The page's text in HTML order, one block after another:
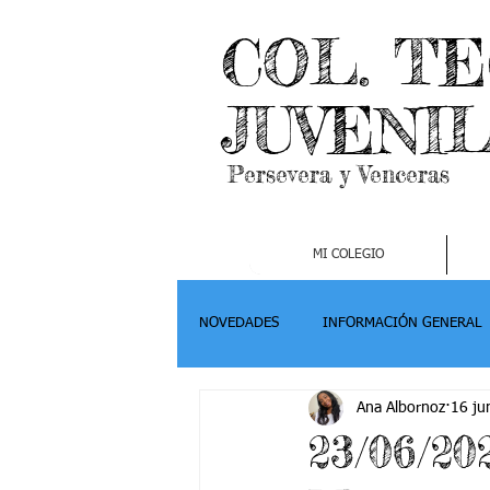
COL.
Persevera y Venceras
MI COLEGIO
NOVEDADES INFORMACIÓN GENERAL
Grado 3 Grado 4-
23/06/
Ana Albornoz 16